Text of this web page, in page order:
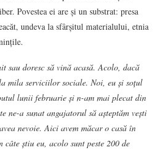
Povestea ei are și un substrat: presa
undeva la sfârșitul materialului, etnia
sau doresc să vină acasă. Acolo, dacă
mila serviciilor sociale. Noi, eu și soțul
lunii februarie și n-am mai plecat din
ne-a sunat angajatorul să așteptăm vești
nevoie. Aici avem măcar o casă în
știu eu, acolo sunt peste 200 de